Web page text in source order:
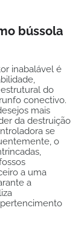
bússola
inabalável é
do
conectivo.
mais
da destruição
se
o
a uma
a